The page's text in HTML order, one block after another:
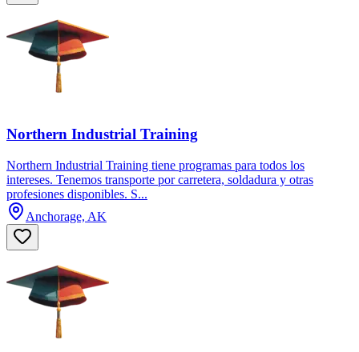
Northern Industrial Training
Northern Industrial Training tiene programas para todos los
intereses. Tenemos transporte por carretera, soldadura y otras
profesiones disponibles. S...
Anchorage, AK